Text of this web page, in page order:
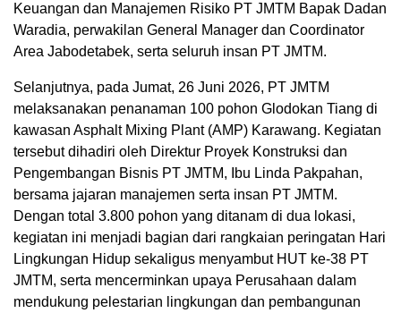
Keuangan dan Manajemen Risiko PT JMTM Bapak Dadan
Waradia, perwakilan General Manager dan Coordinator
Area Jabodetabek, serta seluruh insan PT JMTM.
Selanjutnya, pada Jumat, 26 Juni 2026, PT JMTM
melaksanakan penanaman 100 pohon Glodokan Tiang di
kawasan Asphalt Mixing Plant (AMP) Karawang. Kegiatan
tersebut dihadiri oleh Direktur Proyek Konstruksi dan
Pengembangan Bisnis PT JMTM, Ibu Linda Pakpahan,
bersama jajaran manajemen serta insan PT JMTM.
Dengan total 3.800 pohon yang ditanam di dua lokasi,
kegiatan ini menjadi bagian dari rangkaian peringatan Hari
Lingkungan Hidup sekaligus menyambut HUT ke-38 PT
JMTM, serta mencerminkan upaya Perusahaan dalam
mendukung pelestarian lingkungan dan pembangunan